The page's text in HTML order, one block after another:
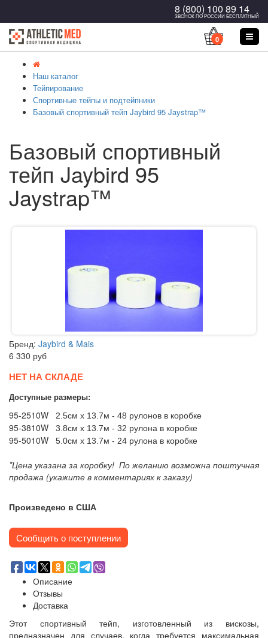
8 (800) 100 89 14
ЗВОНОК ПО РОССИИ БЕСПЛАТНЫЙ
0
Наш каталог
Тейпирование
Спортивные тейпы и подтейпники
Базовый спортивный тейп Jaybird 95 Jaystrap™
Базовый спортивный
тейп Jaybird 95
Jaystrap™
Бренд: Jaybird & Mais
6 330 руб
НЕТ НА СКЛАДЕ
Доступные размеры:
95-2510W 2.5см x 13.7м - 48 рулонов в коробке
95-3810W 3.8см x 13.7м - 32 рулона в коробке
95-5010W 5.0см x 13.7м - 24 рулона в коробке
*Цена указана за коробку! По желанию возможна поштучная
продажа (укажите в комментариях к заказу)
Произведено в США
Сообщить о поступлении
Описание
Отзывы
Доставка
Этот спортивный тейп, изготовленный из вискозы,
предназначен для случаев, когда требуется максимальная